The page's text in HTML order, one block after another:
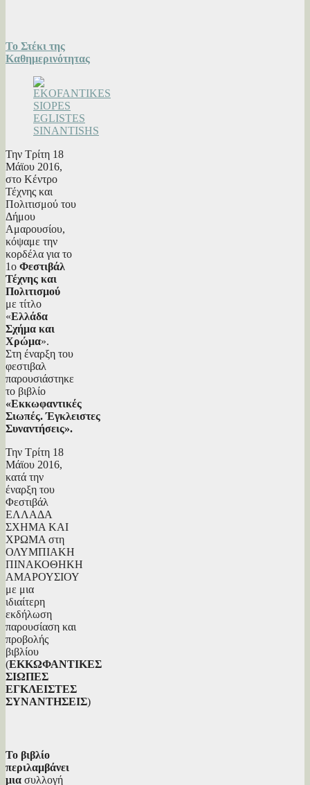
Το Στέκι της
Καθημερινότητας
Την Τρίτη 18
Μάϊου 2016,
στο Κέντρο
Τέχνης και
Πολιτισμού του
Δήμου
Αμαρουσίου,
κόψαμε την
κορδέλα για το
1ο Φεστιβάλ
Τέχνης και
Πολιτισμού
με τίτλο
«Ελλάδα
Σχήμα και
Χρώμα».
Στη έναρξη του
φεστιβαλ
παρουσιάστηκε
το βιβλίο
«Εκκωφαντικές
Σιωπές. Έγκλειστες
Συναντήσεις».
Την Τρίτη 18
Μάϊου 2016,
κατά την
έναρξη του
Φεστιβάλ
ΕΛΛΑΔΑ
ΣΧΗΜΑ ΚΑΙ
ΧΡΩΜΑ στη
ΟΛΥΜΠΙΑΚΗ
ΠΙΝΑΚΟΘΗΚΗ
ΑΜΑΡΟΥΣΙΟΥ
με μια
ιδιαίτερη
εκδήλωση
παρουσίαση και
προβολής
βιβλίου
(ΕΚΚΩΦΑΝΤΙΚΕΣ
ΣΙΩΠΕΣ
ΕΓΚΛΕΙΣΤΕΣ
ΣΥΝΑΝΤΗΣΕΙΣ)
Το βιβλίο
περιλαμβάνει
μια συλλογή